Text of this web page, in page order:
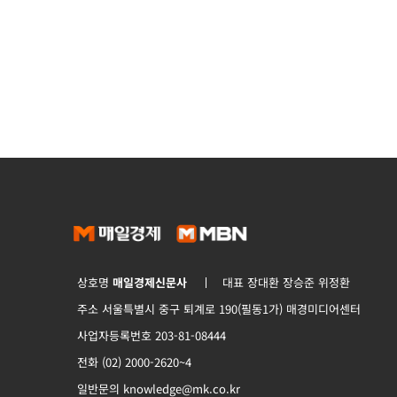
상호명 매일경제신문사
대표 장대환 장승준 위정환
주소 서울특별시 중구 퇴계로 190(필동1가) 매경미디어센터
사업자등록번호 203-81-08444
전화 (02) 2000-2620~4
일반문의 knowledge@mk.co.kr